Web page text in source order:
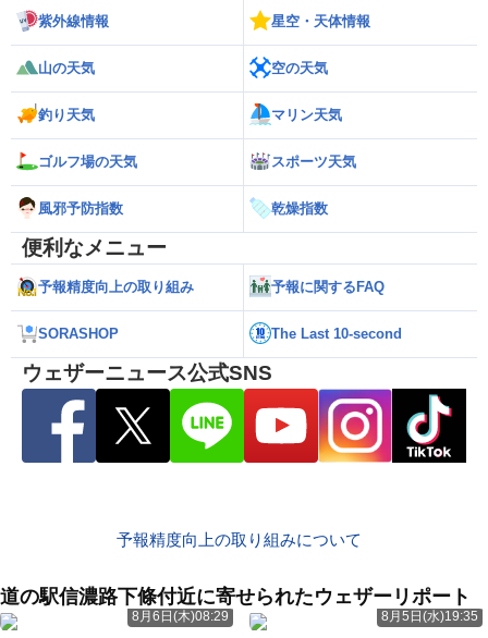
紫外線情報 星空・天体情報
山の天気 空の天気
釣り天気 マリン天気
ゴルフ場の天気 スポーツ天気
風邪予防指数 乾燥指数
便利なメニュー
予報精度向上の取り組み 予報に関するFAQ
SORASHOP The Last 10-second
ウェザーニュース公式SNS
予報精度向上の取り組みについて
道の駅信濃路下條付近に寄せられたウェザーリポート
8月6日(木)08:29 8月5日(水)19:35